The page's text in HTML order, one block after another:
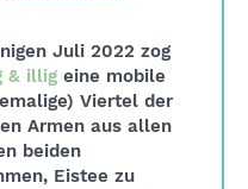
Juli 2022 zog
& illig eine mobile
Viertel der
Armen aus allen
beiden
Eistee zu